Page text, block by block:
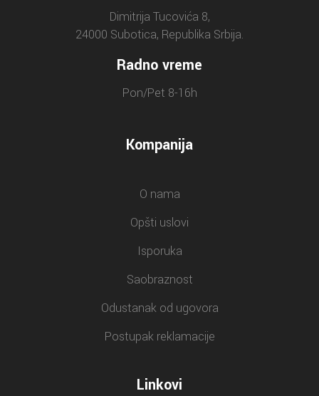
Dimitrija Tucovića 8,
24000 Subotica, Republika Srbija.
Radno vreme
Pon/Pet 8-16h
Kompanija
O nama
Opšti uslovi
Isporuka
Saobraznost
Odustanak od ugovora
Postupak reklamacije
Linkovi